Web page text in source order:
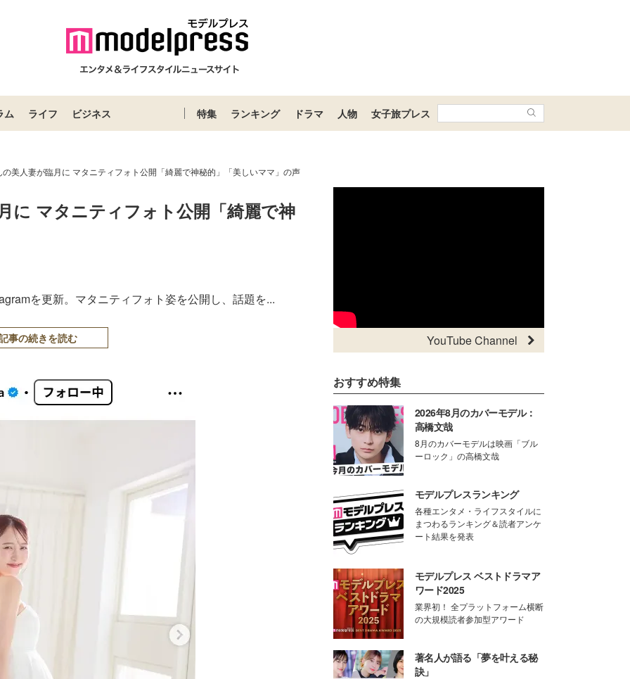
ム ライフ ビジネス 特集 ランキング ドラマ 人物 女子旅プレス
美人妻が臨月に マタニティフォト公開「綺麗で神秘的」「美しいママ」の声
に マタニティフォト公開「綺麗で神
を更新。マタニティフォト姿を公開し、話題を...
事の続きを読む YouTube Channel
おすすめ特集
2026年8月のカバーモデル：
高橋文哉
8月のカバーモデルは映画「ブル
ーロック」の高橋文哉
モデルプレスランキング
各種エンタメ・ライフスタイルに
まつわるランキング＆読者アンケ
ート結果を発表
モデルプレス ベストドラマア
ワード2025
業界初！ 全プラットフォーム横断
の大規模読者参加型アワード
著名人が語る「夢を叶える秘
訣」